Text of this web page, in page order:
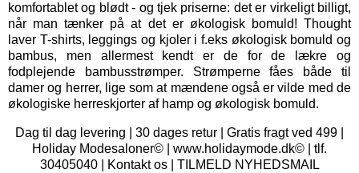
komfortablet og blødt - og tjek priserne: det er virkeligt billigt,
når man tænker på at det er økologisk bomuld! Thought
laver T-shirts, leggings og kjoler i f.eks økologisk bomuld og
bambus, men allermest kendt er de for de lækre og
fodplejende bambusstrømper. Strømperne fåes både til
damer og herrer, lige som at mændene også er vilde med de
økologiske herreskjorter af hamp og økologisk bomuld.
Dag til dag levering | 30 dages retur | Gratis fragt ved 499 |
Holiday Modesaloner© | www.holidaymode.dk© | tlf.
30405040 |
Kontakt os| TILMELD NYHEDSMAIL